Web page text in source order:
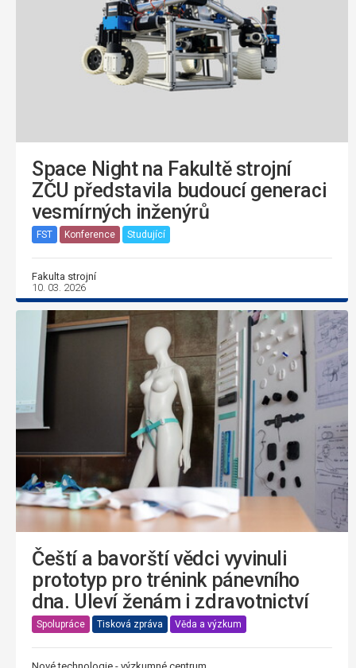
Space Night na Fakultě strojní
ZČU představila budoucí generaci
vesmírných inženýrů
FST Konference Studující
Fakulta strojní
10. 03. 2026
Čeští a bavorští vědci vyvinuli
prototyp pro trénink pánevního
dna. Uleví ženám i zdravotnictví
Spolupráce Tisková zpráva Věda a výzkum